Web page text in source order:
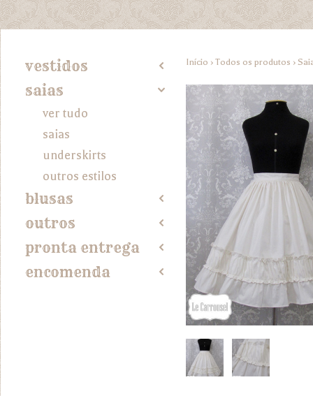
vestidos 2
saias 4
ver tudo
saias
underskirts
outros estilos
blusas 2
outros 2
pronta entrega 2
encomenda 2
Início › Todos os produtos ›